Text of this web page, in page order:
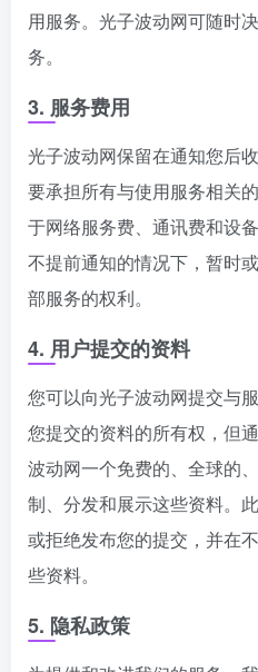
用服务。光子波动网可随时
务。
3. 服务费用
光子波动网保留在通知您后
要承担所有与使用服务相关
于网络服务费、通讯费和设
不提前通知的情况下，暂时
部服务的权利。
4. 用户提交的资料
您可以向光子波动网提交与
您提交的资料的所有权，但
波动网一个免费的、全球的
制、分发和展示这些资料。
或拒绝发布您的提交，并在
些资料。
5. 隐私政策